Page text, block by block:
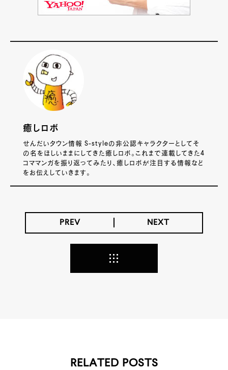
癒しロボ
せんだいタウン情報 S-styleの非公認キャラクターとしてそ
の名をほしいままにしてきた癒しロボ。これまで連載してきた4
コママンガを振り返ってみたり、癒しロボが注目する情報など
をお伝えしていきます。
PREV NEXT
RELATED POSTS